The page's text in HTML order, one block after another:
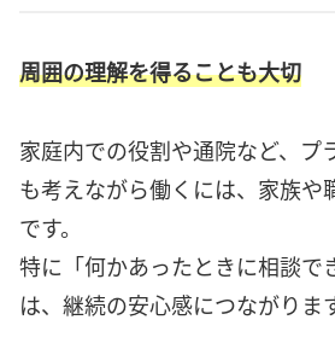
周囲の理解を得ることも大切
家庭内での役割や通院など、プ
も考えながら働くには、家族や
です。
特に「何かあったときに相談で
は、継続の安心感につながりま